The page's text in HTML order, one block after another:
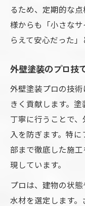
るため、定期的な
様からも「小さな
らえて安心だった」
外壁塗装のプロ技
外壁塗装プロの技
きく貢献します。
丁寧に行うことで
入を防ぎます。特
部まで徹底した施
現しています。
プロは、建物の状
水材を選定します